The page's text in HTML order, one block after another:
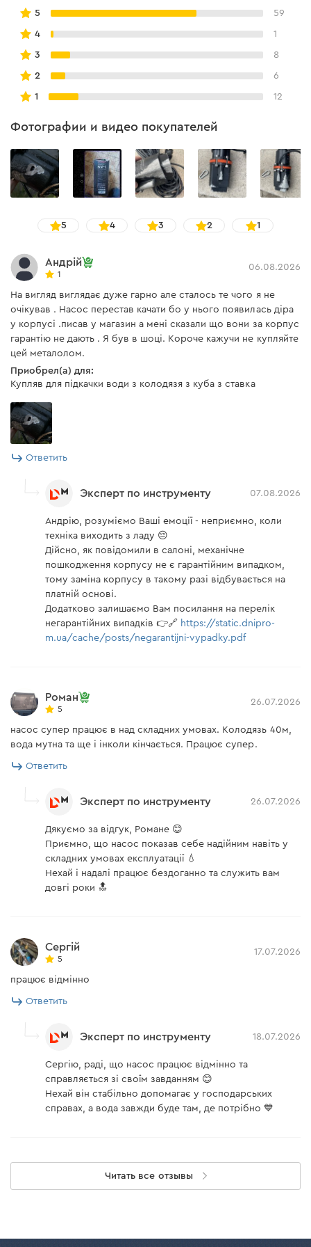
5 59
4 1
3 8
2 6
1 12
Фотографии и видео покупателей
5 4 3 2 1
Андрій
1
06.08.2026
На вигляд виглядає дуже гарно але сталось те чого я не
очікував . Насос перестав качати бо у нього появилась діра
у корпусі .писав у магазин а мені сказали що вони за корпус
гарантію не дають . Я був в шоці. Короче кажучи не купляйте
цей металолом.
Приобрел(а) для:
Купляв для підкачки води з колодязя з куба з ставка
Ответить
Эксперт по инструменту 07.08.2026
Андрію, розуміємо Ваші емоції - неприємно, коли
техніка виходить з ладу 😔
Дійсно, як повідомили в салоні, механічне
пошкодження корпусу не є гарантійним випадком,
тому заміна корпусу в такому разі відбувається на
платній основі.
Додатково залишаємо Вам посилання на перелік
негарантійних випадків 👉🔗 https://static.dnipro-
m.ua/cache/posts/negarantijni-vypadky.pdf
Роман
5
26.07.2026
насос супер працює в над складних умовах. Колодязь 40м,
вода мутна та ще і інколи кінчається. Працює супер.
Ответить
Эксперт по инструменту 26.07.2026
Дякуємо за відгук, Романе 😊
Приємно, що насос показав себе надійним навіть у
складних умовах експлуатації 💧
Нехай і надалі працює бездоганно та служить вам
довгі роки 🔝
Сергій
5
17.07.2026
працює відмінно
Ответить
Эксперт по инструменту 18.07.2026
Сергію, раді, що насос працює відмінно та
справляється зі своїм завданням 😊
Нехай він стабільно допомагає у господарських
справах, а вода завжди буде там, де потрібно 💙
Читать все отзывы